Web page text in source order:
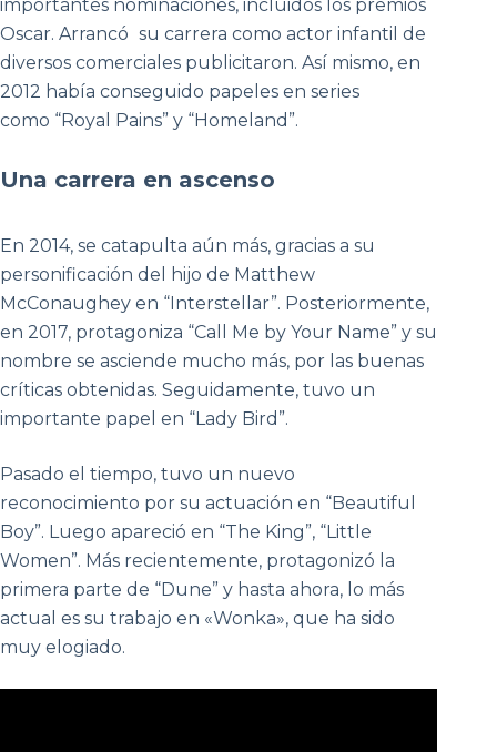
importantes nominaciones, incluidos los premios
Oscar. Arrancó su carrera como actor infantil de
diversos comerciales publicitaron. Así mismo, en
2012 había conseguido papeles en series
como “Royal Pains” y “Homeland”.
Una carrera en ascenso
En 2014, se catapulta aún más, gracias a su
personificación del hijo de Matthew
McConaughey en “Interstellar”. Posteriormente,
en 2017, protagoniza “Call Me by Your Name” y su
nombre se asciende mucho más, por las buenas
críticas obtenidas. Seguidamente, tuvo un
importante papel en “Lady Bird”.
Pasado el tiempo, tuvo un nuevo
reconocimiento por su actuación en “Beautiful
Boy”. Luego apareció en “The King”, “Little
Women”. Más recientemente, protagonizó la
primera parte de “Dune” y hasta ahora, lo más
actual es su trabajo en «Wonka», que ha sido
muy elogiado.